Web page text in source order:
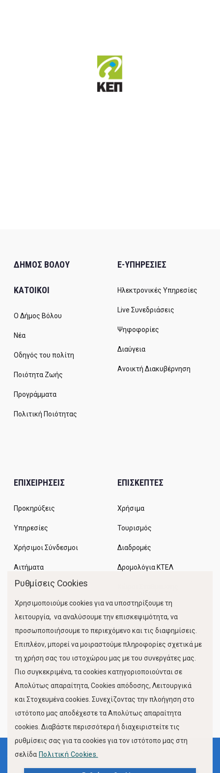
ΔΗΜΟΣ ΒΟΛΟΥ
ΚΑΤΟΙΚΟΙ
Ο Δήμος Βόλου
Νέα
Οδηγός του πολίτη
Ποιότητα Ζωής
Προγράμματα
Πολιτική Ποιότητας
E-ΥΠΗΡΕΣΙΕΣ
Ηλεκτρονικές Υπηρεσίες
Live Συνεδριάσεις
Ψηφοφορίες
Διαύγεια
Ανοικτή Διακυβέρνηση
ΕΠΙΧΕΙΡΗΣΕΙΣ
Προκηρύξεις
Υπηρεσίες
Χρήσιμοι Σύνδεσμοι
Αιτήματα
ΕΠΙΣΚΕΠΤΕΣ
Χρήσιμα
Τουρισμός
Διαδρομές
Δρομολόγια ΚΤΕΛ
Κίνηση Λιμένος
FOLLOW US
Όροι Χρήσης
Ρυθμίσεις Cookies
Χρησιμοποιούμε cookies για να υποστηρίξουμε τη
λειτουργία, να αναλύσουμε την επισκεψιμότητα, να
προσωποποιήσουμε το περιεχόμενο και τις διαφημίσεις.
Επιπλέον, μπορεί να μοιραστούμε πληροφορίες σχετικά με
τη χρήση σας του ιστοχώρου μας με του συνεργάτες μας.
Πιο συγκεκριμένα, τα cookies κατηγοριοποιούνται σε
Απολύτως απαραίτητα, Cookies απόδοσης, Λειτουργικά
και Στοχευμένα cookies. Συνεχίζοντας την πλοήγηση στο
ιστότοπο μας αποδέχεστε τα Απολύτως απαραίτητα
cookies. Διαβάστε περισσότερα ή διαχειριστείτε τις
ρυθμίσεις σας για τα cookies για τον ιστότοπο μας στη
σελίδα Πολιτική Cookies.